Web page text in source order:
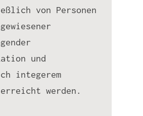
von Personen
und
integerem
erreicht werden.